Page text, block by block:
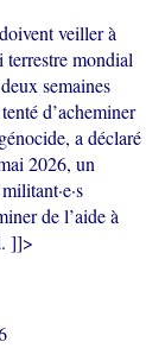
veiller à
mondial
semaines
d’acheminer
a déclaré
2026, un
de l’aide à
]]>